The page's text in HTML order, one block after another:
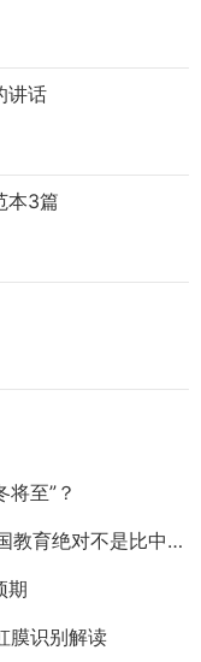
讲话
本3篇
至”？
绝对不是比中国好
期
膜识别解读